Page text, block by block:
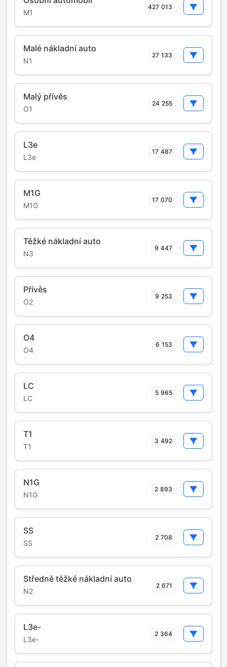
M1
427 013
Malé nákladní auto
N1
27 133
Malý přívěs
O1
24 255
L3e
L3e
17 487
M1G
M1G
17 070
Těžké nákladní auto
N3
9 447
Přívěs
O2
9 253
O4
O4
6 153
LC
LC
5 965
T1
T1
3 492
N1G
N1G
2 893
SS
SS
2 708
Středně těžké nákladní auto
N2
2 671
L3e-
L3e-
2 364